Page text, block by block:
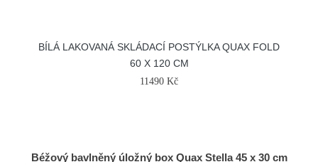
BÍLÁ LAKOVANÁ SKLÁDACÍ POSTÝLKA QUAX FOLD
60 X 120 CM
11490 Kč
Béžový bavlněný úložný box Quax Stella 45 x 30 cm